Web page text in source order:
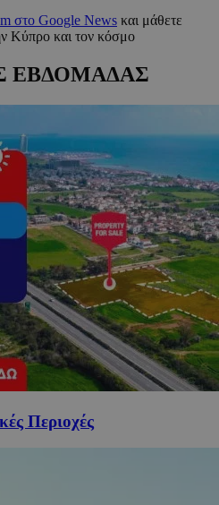
στο Google News και μάθετε
Κύπρο και τον κόσμο
ΕΒΔΟΜΑΔΑΣ
Περιοχές